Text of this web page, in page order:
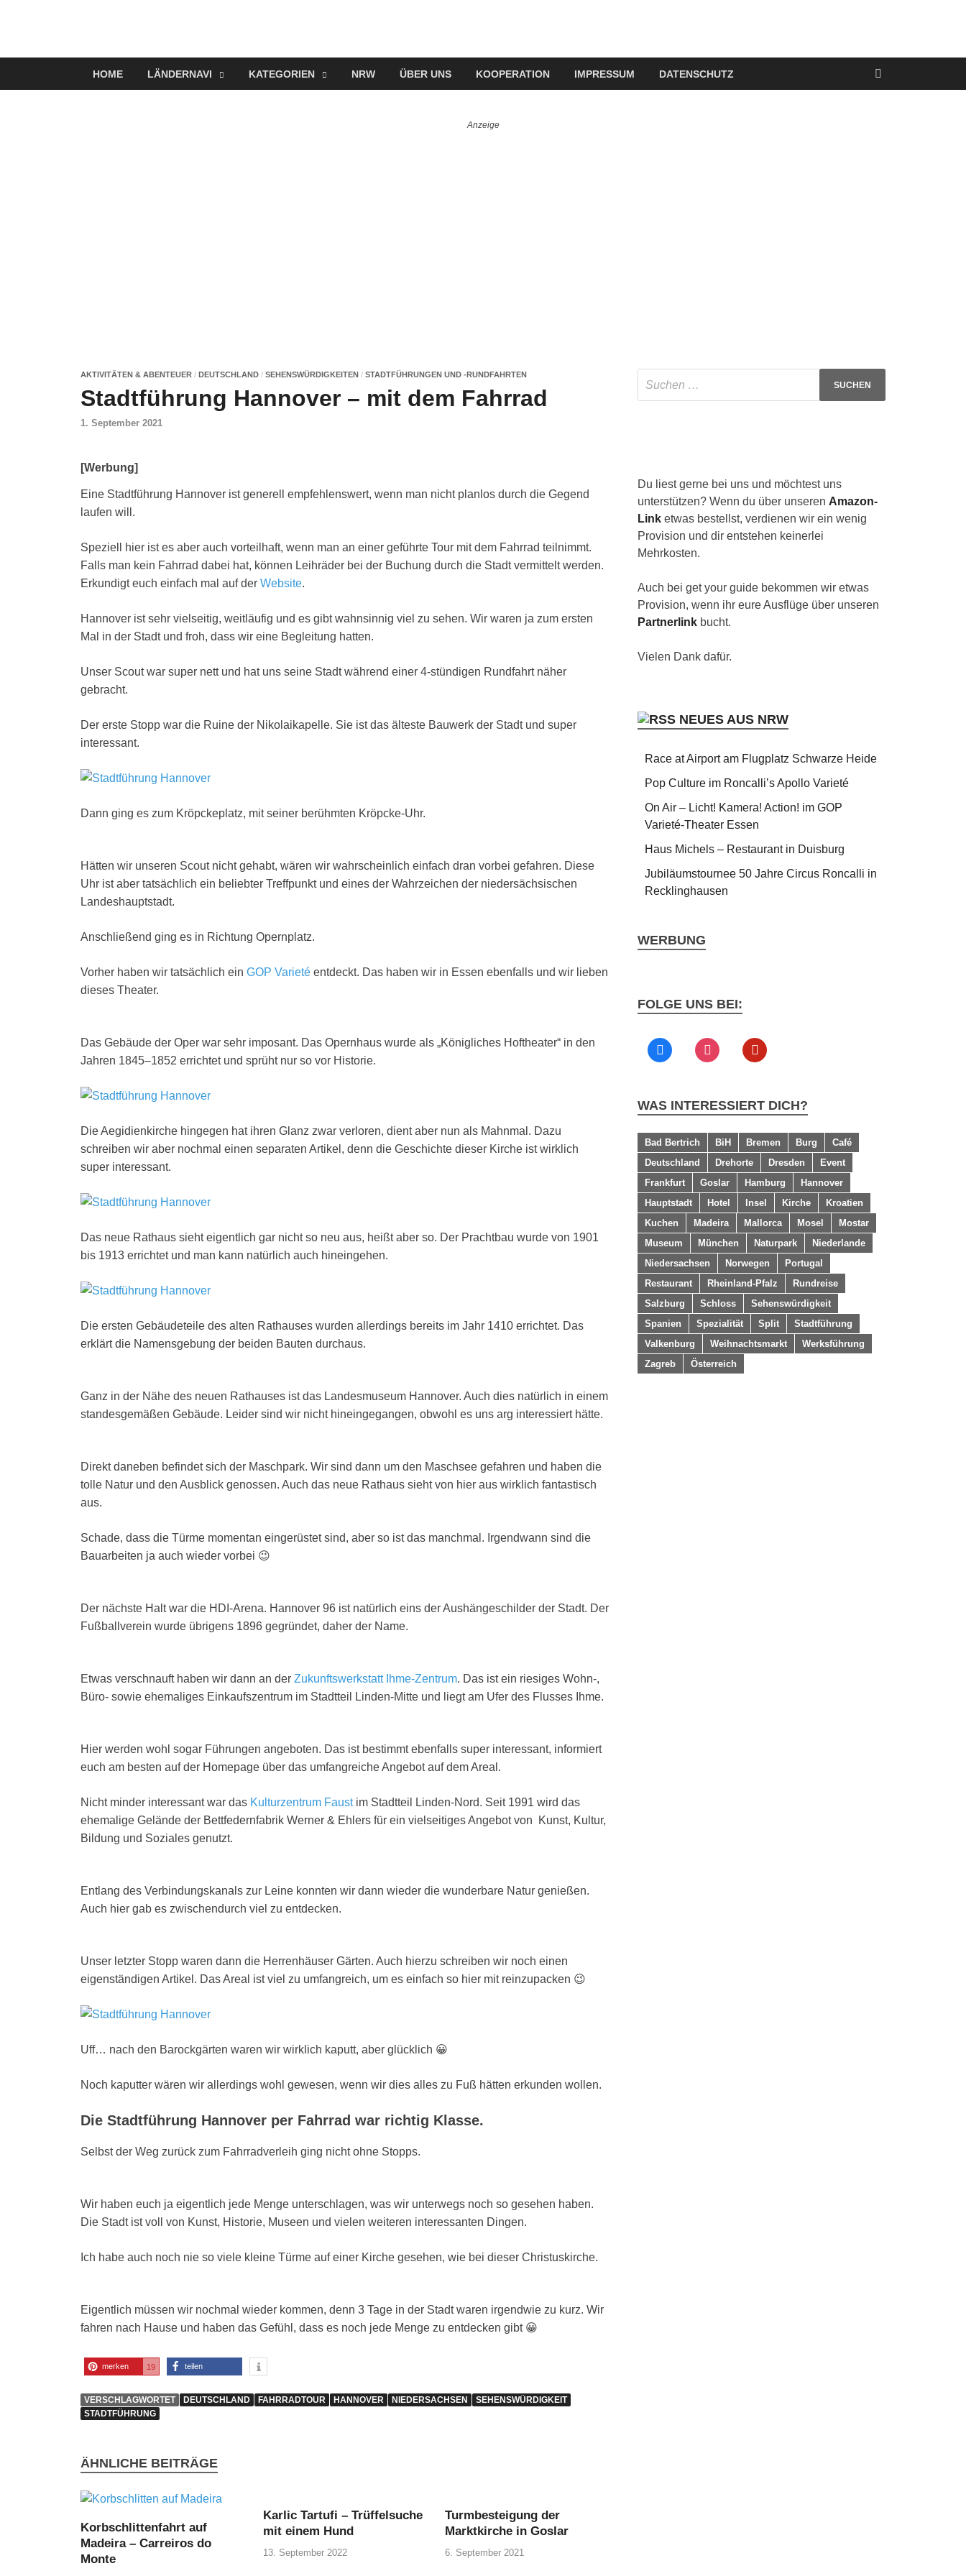
VerTRAVELt
HOME LÄNDERNAVI KATEGORIEN NRW ÜBER UNS KOOPERATION IMPRESSUM DATENSCHUTZ
AKTIVITÄTEN & ABENTEUER / DEUTSCHLAND / SEHENSWÜRDIGKEITEN / STADTFÜHRUNGEN UND -RUNDFAHRTEN
Stadtführung Hannover – mit dem Fahrrad
1. September 2021
[Werbung]
Eine Stadtführung Hannover ist generell empfehlenswert, wenn man nicht planlos durch die Gegend
laufen will.
Speziell hier ist es aber auch vorteilhaft, wenn man an einer geführte Tour mit dem Fahrrad teilnimmt.
Falls man kein Fahrrad dabei hat, können Leihräder bei der Buchung durch die Stadt vermittelt werden.
Erkundigt euch einfach mal auf der Website.
Hannover ist sehr vielseitig, weitläufig und es gibt wahnsinnig viel zu sehen. Wir waren ja zum ersten
Mal in der Stadt und froh, dass wir eine Begleitung hatten.
Unser Scout war super nett und hat uns seine Stadt während einer 4-stündigen Rundfahrt näher
gebracht.
Der erste Stopp war die Ruine der Nikolaikapelle. Sie ist das älteste Bauwerk der Stadt und super
interessant.
Dann ging es zum Kröpckeplatz, mit seiner berühmten Kröpcke-Uhr.
Hätten wir unseren Scout nicht gehabt, wären wir wahrscheinlich einfach dran vorbei gefahren. Diese
Uhr ist aber tatsächlich ein beliebter Treffpunkt und eines der Wahrzeichen der niedersächsischen
Landeshauptstadt.
Anschließend ging es in Richtung Opernplatz.
Vorher haben wir tatsächlich ein GOP Varieté entdeckt. Das haben wir in Essen ebenfalls und wir lieben
dieses Theater.
Das Gebäude der Oper war sehr imposant. Das Opernhaus wurde als „Königliches Hoftheater“ in den
Jahren 1845–1852 errichtet und sprüht nur so vor Historie.
Die Aegidienkirche hingegen hat ihren Glanz zwar verloren, dient aber nun als Mahnmal. Dazu
schreiben wir aber nochmal einen separaten Artikel, denn die Geschichte dieser Kirche ist wirklich
super interessant.
Das neue Rathaus sieht eigentlich gar nicht so neu aus, heißt aber so. Der Prachtbau wurde von 1901
bis 1913 errichtet und man kann natürlich auch hineingehen.
Die ersten Gebäudeteile des alten Rathauses wurden allerdings bereits im Jahr 1410 errichtet. Das
erklärt die Namensgebung der beiden Bauten durchaus.
Ganz in der Nähe des neuen Rathauses ist das Landesmuseum Hannover. Auch dies natürlich in einem
standesgemäßen Gebäude. Leider sind wir nicht hineingegangen, obwohl es uns arg interessiert hätte.
Direkt daneben befindet sich der Maschpark. Wir sind dann um den Maschsee gefahren und haben die
tolle Natur und den Ausblick genossen. Auch das neue Rathaus sieht von hier aus wirklich fantastisch
aus.
Schade, dass die Türme momentan eingerüstet sind, aber so ist das manchmal. Irgendwann sind die
Bauarbeiten ja auch wieder vorbei 😉
Der nächste Halt war die HDI-Arena. Hannover 96 ist natürlich eins der Aushängeschilder der Stadt. Der
Fußballverein wurde übrigens 1896 gegründet, daher der Name.
Etwas verschnauft haben wir dann an der Zukunftswerkstatt Ihme-Zentrum. Das ist ein riesiges Wohn-,
Büro- sowie ehemaliges Einkaufszentrum im Stadtteil Linden-Mitte und liegt am Ufer des Flusses Ihme.
Hier werden wohl sogar Führungen angeboten. Das ist bestimmt ebenfalls super interessant, informiert
euch am besten auf der Homepage über das umfangreiche Angebot auf dem Areal.
Nicht minder interessant war das Kulturzentrum Faustim Stadtteil Linden-Nord. Seit 1991 wird das
ehemalige Gelände der Bettfedernfabrik Werner & Ehlers für ein vielseitiges Angebot von Kunst, Kultur,
Bildung und Soziales genutzt.
Entlang des Verbindungskanals zur Leine konnten wir dann wieder die wunderbare Natur genießen.
Auch hier gab es zwischendurch viel zu entdecken.
Unser letzter Stopp waren dann die Herrenhäuser Gärten. Auch hierzu schreiben wir noch einen
eigenständigen Artikel. Das Areal ist viel zu umfangreich, um es einfach so hier mit reinzupacken 😉
Uff… nach den Barockgärten waren wir wirklich kaputt, aber glücklich 😀
Noch kaputter wären wir allerdings wohl gewesen, wenn wir dies alles zu Fuß hätten erkunden wollen.
Die Stadtführung Hannover per Fahrrad war richtig Klasse.
Selbst der Weg zurück zum Fahrradverleih ging nicht ohne Stopps.
Wir haben euch ja eigentlich jede Menge unterschlagen, was wir unterwegs noch so gesehen haben.
Die Stadt ist voll von Kunst, Historie, Museen und vielen weiteren interessanten Dingen.
Ich habe auch noch nie so viele kleine Türme auf einer Kirche gesehen, wie bei dieser Christuskirche.
Eigentlich müssen wir nochmal wieder kommen, denn 3 Tage in der Stadt waren irgendwie zu kurz. Wir
fahren nach Hause und haben das Gefühl, dass es noch jede Menge zu entdecken gibt 😀
merken 19 teilen
VERSCHLAGWORTET DEUTSCHLAND FAHRRADTOUR HANNOVER NIEDERSACHSEN
SEHENSWÜRDIGKEIT
STADTFÜHRUNG
ÄHNLICHE BEITRÄGE
Korbschlittenfahrt auf
Madeira – Carreiros do
Monte
Karlic Tartufi – Trüffelsuche
mit einem Hund
13. September 2022
Turmbesteigung der
Marktkirche in Goslar
6. September 2021
Du liest gerne bei uns und möchtest uns
unterstützen? Wenn du über unseren Amazon-
Link etwas bestellst, verdienen wir ein wenig
Provision und dir entstehen keinerlei
Mehrkosten.
Auch bei get your guide bekommen wir etwas
Provision, wenn ihr eure Ausflüge über unseren
Partnerlink bucht.
Vielen Dank dafür.
NEUES AUS NRW
Race at Airport am Flugplatz Schwarze Heide
Pop Culture im Roncalli’s Apollo Varieté
On Air – Licht! Kamera! Action! im GOP
Varieté-Theater Essen
Haus Michels – Restaurant in Duisburg
Jubiläumstournee 50 Jahre Circus Roncalli in
Recklinghausen
WERBUNG
FOLGE UNS BEI:
WAS INTERESSIERT DICH?
Bad Bertrich BiH Bremen Burg
Café
Deutschland
Drehorte Dresden
Event
Frankfurt
Goslar Hamburg
Hannover
Hauptstadt
Hotel Insel Kirche
Kroatien
Kuchen
Madeira Mallorca Mosel
Mostar
Museum
München Naturpark
Niederlande
Niedersachsen
Norwegen
Portugal
Restaurant
Rheinland-Pfalz
Rundreise
Salzburg
Schloss
Sehenswürdigkeit
Spanien
Spezialität Split
Stadtführung
Valkenburg
Weihnachtsmarkt
Werksführung
Zagreb
Österreich